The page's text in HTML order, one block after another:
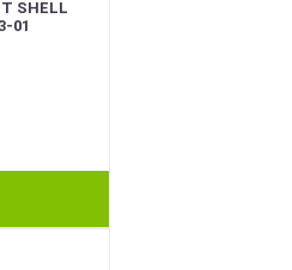
SHELL
01